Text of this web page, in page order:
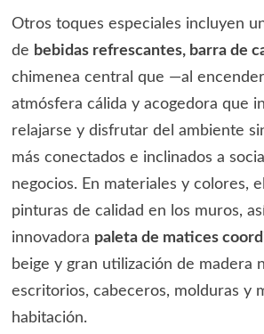
Otros toques especiales incluyen
de bebidas refrescantes, barra de
chimenea central que —al
atmósfera cálida y acogedora que
relajarse y disfrutar del ambiente
más conectados e inclinados a
negocios. En materiales y colores,
pinturas de calidad en los muros,
innovadora paleta de matices
beige y gran utilización de madera
escritorios, cabeceros, molduras y
habitación.